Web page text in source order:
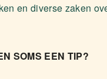
en diverse zaken
SOMS EEN TIP?